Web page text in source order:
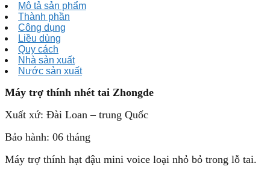
Mô tả sản phẩm
Thành phần
Công dụng
Liều dùng
Quy cách
Nhà sản xuất
Nước sản xuất
Máy trợ thính nhét tai Zhongde
Xuất xứ: Đài Loan – trung Quốc
Bảo hành: 06 tháng
Máy trợ thính hạt đậu mini voice loại nhỏ bỏ trong lỗ tai.